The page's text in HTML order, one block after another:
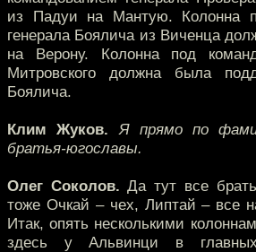
из Падуи на Мантую. Колонна
генерала Боялича из Виченца
на Верону. Колонна под
Митровского должна была
Боялича.
Клим Жуков. Я прямо по
братья-югославы.
Олег Соколов. Да тут все
тоже Очкай – чех, Липтай – все
Итак, опять несколькими
здесь у Альвинци в